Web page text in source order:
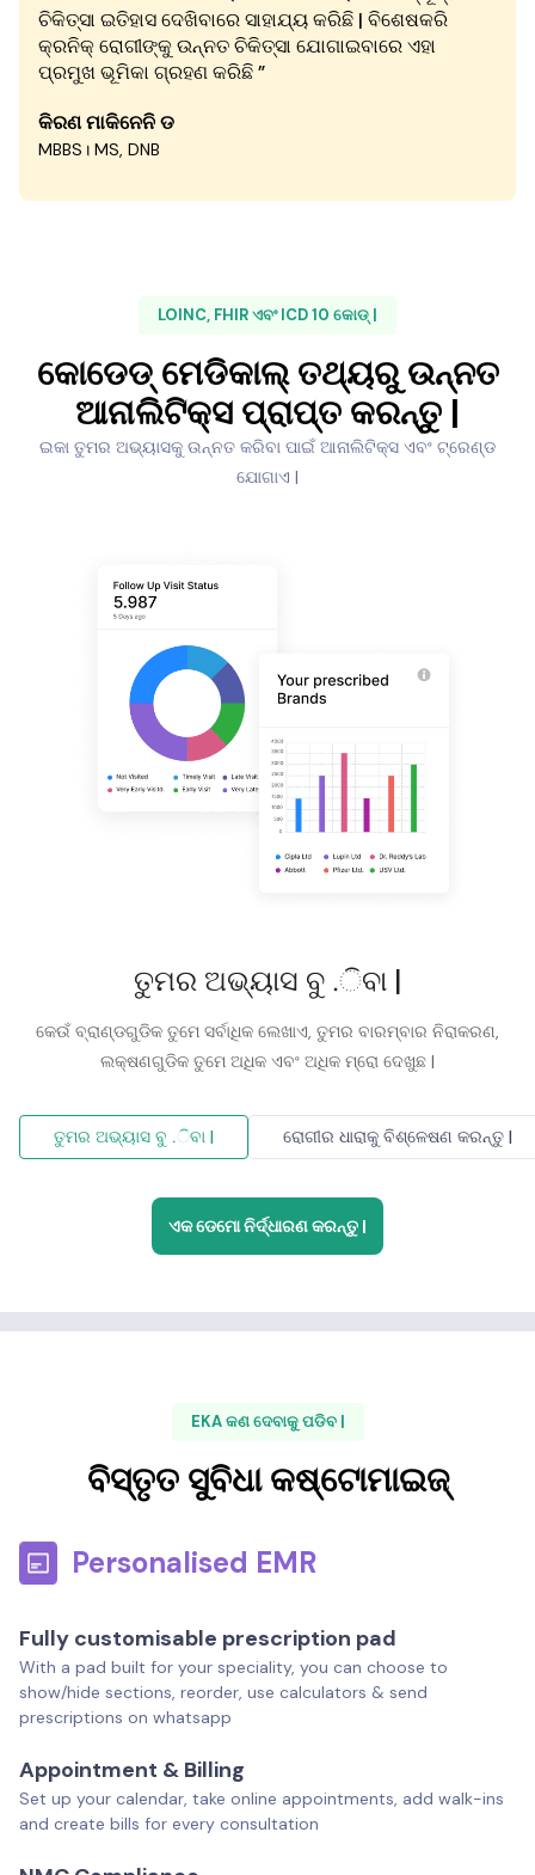
ଚିକିତ୍ସା ଇତିହାସ ଦେଖିବାରେ ସାହାଯ୍ୟ କରିଛି | ବିଶେଷକରି
କ୍ରନିକ୍ ରୋଗୀଙ୍କୁ ଉନ୍ନତ ଚିକିତ୍ସା ଯୋଗାଇବାରେ ଏହା
ପ୍ରମୁଖ ଭୂମିକା ଗ୍ରହଣ କରିଛି ”
କିରଣ ମାକିନେନି ଡ
MBBS। MS, DNB
LOINC, FHIR ଏବଂ ICD 10 କୋଡ୍ |
କୋଡେଡ୍ ମେଡିକାଲ୍ ତଥ୍ୟରୁ ଉନ୍ନତ
ଆନାଲିଟିକ୍ସ ପ୍ରାପ୍ତ କରନ୍ତୁ |
ଇକା ତୁମର ଅଭ୍ୟାସକୁ ଉନ୍ନତ କରିବା ପାଇଁ ଆନାଲିଟିକ୍ସ ଏବଂ ଟ୍ରେଣ୍ଡ
ଯୋଗାଏ |
ତୁମର ଅଭ୍ୟାସ ବୁ .ିବା |
କେଉଁ ବ୍ରାଣ୍ଡଗୁଡିକ ତୁମେ ସର୍ବାଧିକ ଲେଖାଏ, ତୁମର ବାରମ୍ବାର ନିରାକରଣ,
ଲକ୍ଷଣଗୁଡିକ ତୁମେ ଅଧିକ ଏବଂ ଅଧିକ ମ୍ରୋ ଦେଖୁଛ |
ତୁମର ଅଭ୍ୟାସ ବୁ .ିବା | ରୋଗୀର ଧାରାକୁ ବିଶ୍ଳେଷଣ କରନ୍ତୁ |
ଏକ ଡେମୋ ନିର୍ଦ୍ଧାରଣ କରନ୍ତୁ |
EKA କଣ ଦେବାକୁ ପଡିବ |
ବିସ୍ତୃତ ସୁବିଧା କଷ୍ଟୋମାଇଜ୍
Personalised EMR
Fully customisable prescription pad
With a pad built for your speciality, you can choose to
show/hide sections, reorder, use calculators & send
prescriptions on whatsapp
Appointment & Billing
Set up your calendar, take online appointments, add walk-ins
and create bills for every consultation